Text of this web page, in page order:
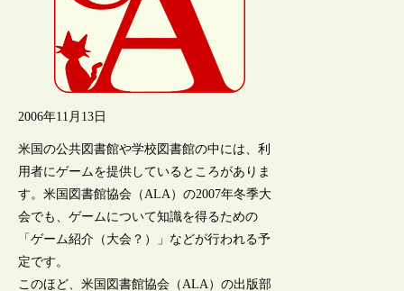
2006年11月13日
米国の公共図書館や学校図書館の中には、利
用者にゲームを提供しているところがありま
す。米国図書館協会（ALA）の2007年冬季大
会でも、ゲームについて知識を得るための
「ゲーム紹介（大会？）」などが行われる予
定です。
このほど、米国図書館協会（ALA）の出版部